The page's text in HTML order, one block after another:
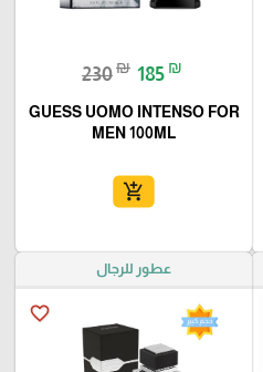
230₪ 185 ₪
GUESS UOMO INTENSO FOR
MEN 100ML
add_shopping_cart
عطور للرجال
favorite_border